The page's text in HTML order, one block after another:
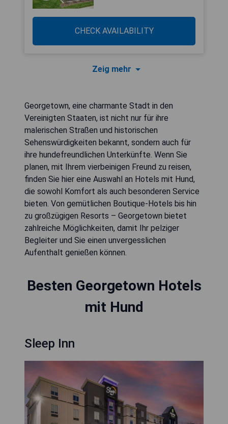
CHECK AVAILABILITY
Zeig mehr
Georgetown, eine charmante Stadt in den
Vereinigten Staaten, ist nicht nur für ihre
malerischen Straßen und historischen
Sehenswürdigkeiten bekannt, sondern auch für
ihre hundefreundlichen Unterkünfte. Wenn Sie
planen, mit Ihrem vierbeinigen Freund zu reisen,
finden Sie hier eine Auswahl an Hotels mit Hund,
die sowohl Komfort als auch besonderen Service
bieten. Von gemütlichen Boutique-Hotels bis hin
zu großzügigen Resorts – Georgetown bietet
zahlreiche Möglichkeiten, damit Ihr pelziger
Begleiter und Sie einen unvergesslichen
Aufenthalt genießen können.
Besten Georgetown Hotels
mit Hund
Sleep Inn